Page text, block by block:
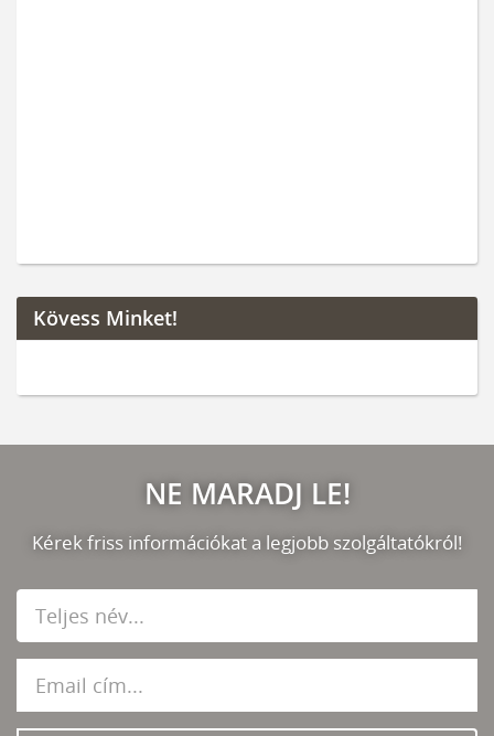
Kövess Minket!
NE MARADJ LE!
Kérek friss információkat a legjobb szolgáltatókról!